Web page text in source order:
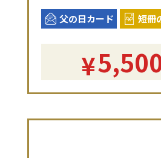
父の日カード 短冊
¥